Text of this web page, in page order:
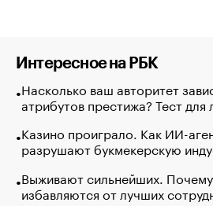
Интересное на РБК
Насколько ваш авторитет
атрибутов престижа? Тест для
Казино проиграло. Как ИИ-
разрушают букмекерскую
Выживают сильнейших.
избавляются от лучших